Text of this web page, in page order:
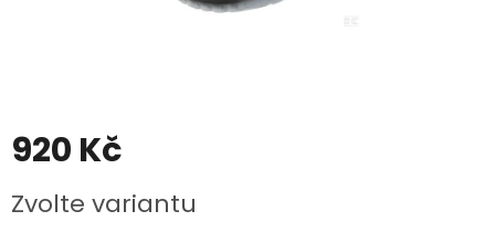
920 Kč
cena:
Zvolte variantu